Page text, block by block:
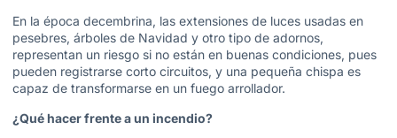
En la época decembrina, las extensiones de luces usadas en
pesebres, árboles de Navidad y otro tipo de adornos,
representan un riesgo si no están en buenas condiciones, pues
pueden registrarse corto circuitos, y una pequeña chispa es
capaz de transformarse en un fuego arrollador.
¿Qué hacer frente a un incendio?